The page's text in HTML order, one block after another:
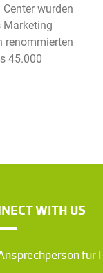
wurden
Marketing
renommierten
45.000
WITH US
für